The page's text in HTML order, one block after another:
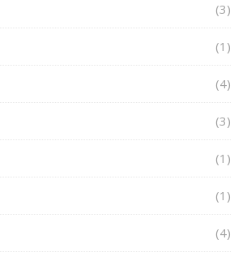
(3)
(1)
(4)
(3)
(1)
(1)
(4)